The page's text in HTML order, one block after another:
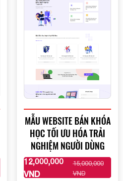
MẪU WEBSITE BÁN KHÓA
HỌC TỐI ƯU HÓA TRẢI
NGHIỆM NGƯỜI DÙNG
12,000,000
VND
15,000,000
VND
XEM THÊM